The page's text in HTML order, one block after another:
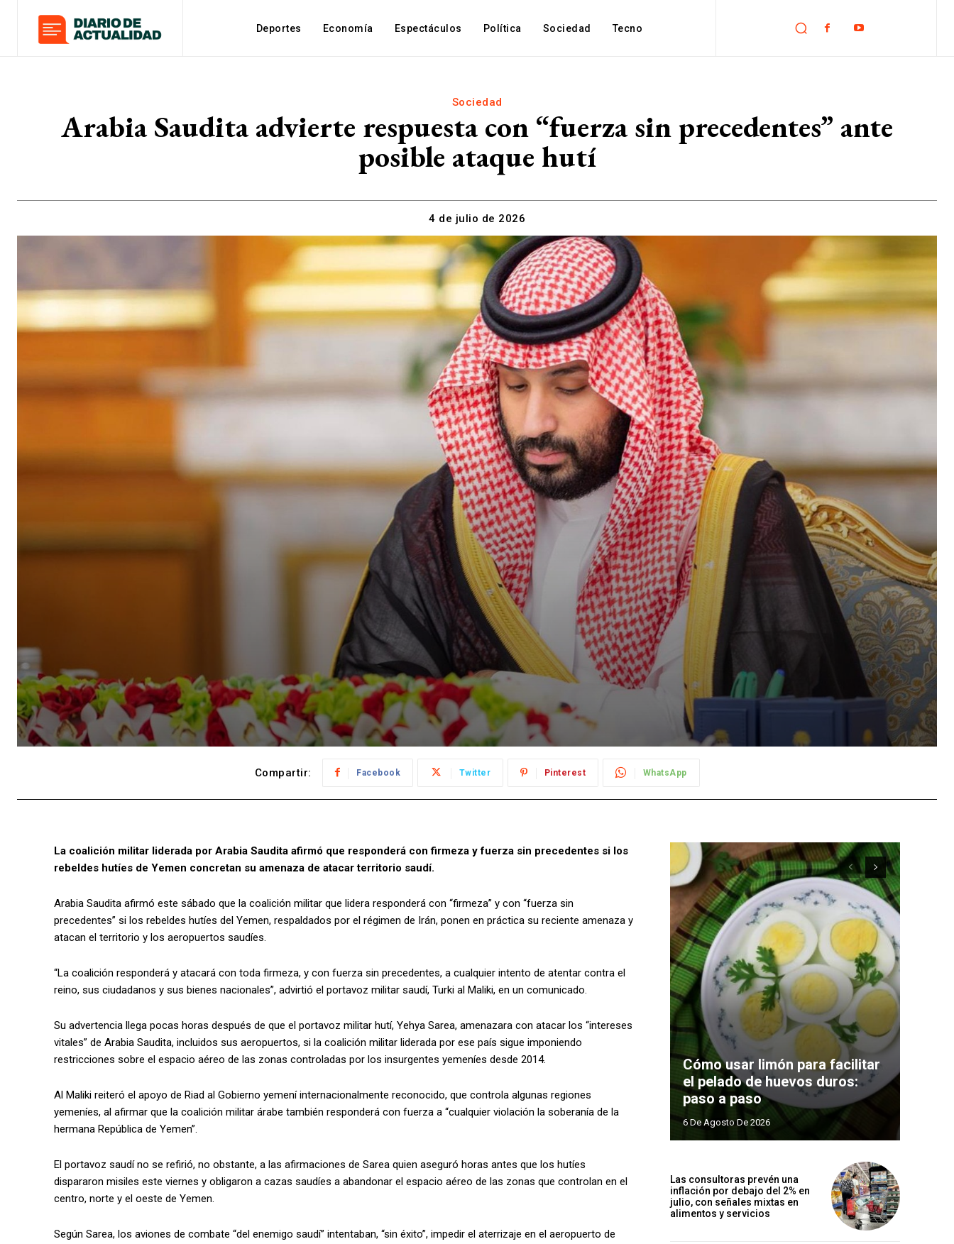
Deportes Economía Espectáculos Política Sociedad Tecno
Sociedad
Arabia Saudita advierte respuesta con “fuerza sin precedentes” ante
posible ataque hutí
4 de julio de 2026
Compartir: Facebook Twitter Pinterest WhatsApp
La coalición militar liderada por Arabia Saudita afirmó que responderá con firmeza y fuerza sin precedentes si los
rebeldes hutíes de Yemen concretan su amenaza de atacar territorio saudí.
Arabia Saudita afirmó este sábado que la coalición militar que lidera responderá con “firmeza” y con “fuerza sin
precedentes” si los rebeldes hutíes del Yemen, respaldados por el régimen de Irán, ponen en práctica su reciente amenaza y
atacan el territorio y los aeropuertos saudíes.
“La coalición responderá y atacará con toda firmeza, y con fuerza sin precedentes, a cualquier intento de atentar contra el
reino, sus ciudadanos y sus bienes nacionales”, advirtió el portavoz militar saudí, Turki al Maliki, en un comunicado.
Su advertencia llega pocas horas después de que el portavoz militar hutí, Yehya Sarea, amenazara con atacar los “intereses
vitales” de Arabia Saudita, incluidos sus aeropuertos, si la coalición militar liderada por ese país sigue imponiendo
restricciones sobre el espacio aéreo de las zonas controladas por los insurgentes yemeníes desde 2014.
Al Maliki reiteró el apoyo de Riad al Gobierno yemení internacionalmente reconocido, que controla algunas regiones
yemeníes, al afirmar que la coalición militar árabe también responderá con fuerza a “cualquier violación la soberanía de la
hermana República de Yemen”.
El portavoz saudí no se refirió, no obstante, a las afirmaciones de Sarea quien aseguró horas antes que los hutíes
dispararon misiles este viernes y obligaron a cazas saudíes a abandonar el espacio aéreo de las zonas que controlan en el
centro, norte y el oeste de Yemen.
Según Sarea, los aviones de combate “del enemigo saudí” intentaban, “sin éxito”, impedir el aterrizaje en el aeropuerto de
Cómo usar limón para facilitar
el pelado de huevos duros:
paso a paso
6 De Agosto De 2026
Las consultoras prevén una
inflación por debajo del 2% en
julio, con señales mixtas en
alimentos y servicios